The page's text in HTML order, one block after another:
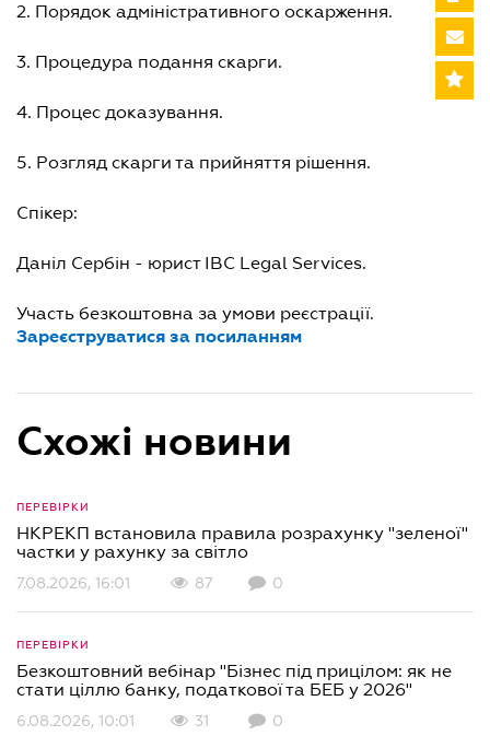
2. Порядок адміністративного оскарження.
3. Процедура подання скарги.
4. Процес доказування.
5. Розгляд скарги та прийняття рішення.
Спікер:
Даніл Сербін - юрист IBC Legal Services.
Участь безкоштовна за умови реєстрації.
Зареєструватися за посиланням
Схожі новини
ПЕРЕВІРКИ
НКРЕКП встановила правила розрахунку "зеленої"
частки у рахунку за світло
7.08.2026, 16:01 87 0
ПЕРЕВІРКИ
Безкоштовний вебінар "Бізнес під прицілом: як не
стати ціллю банку, податкової та БЕБ у 2026"
6.08.2026, 10:01 31 0